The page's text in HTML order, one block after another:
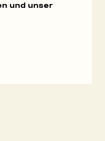
und unser